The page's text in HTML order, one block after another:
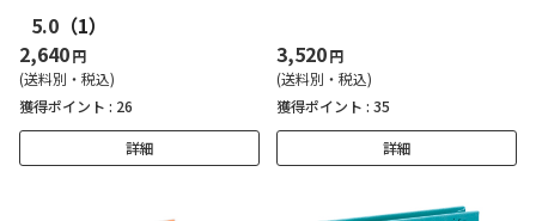
5.0 （1）
2,640円
(送料別・税込)
獲得ポイント : 26
詳細
3,520円
(送料別・税込)
獲得ポイント : 35
詳細